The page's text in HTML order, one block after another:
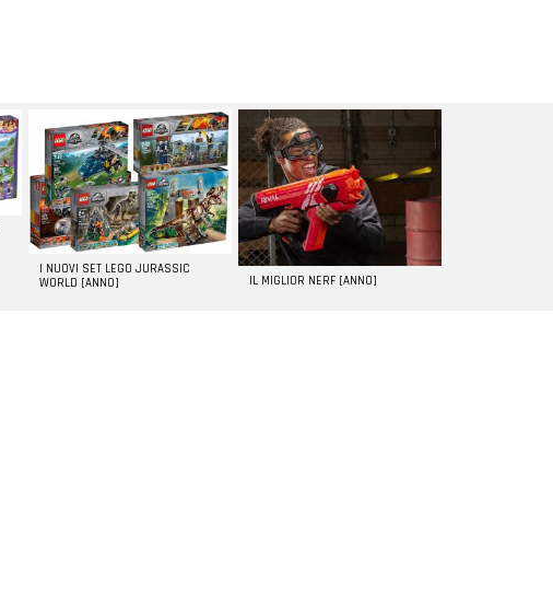
I NUOVI SET LEGO JURASSIC
WORLD [ANNO]
IL MIGLIOR NERF [ANNO]